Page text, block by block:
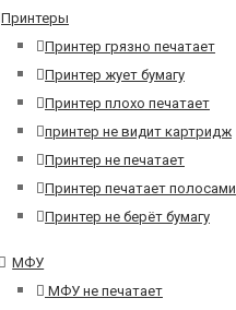
Принтеры
Принтер грязно печатает
Принтер жует бумагу
Принтер плохо печатает
принтер не видит картридж
Принтер не печатает
Принтер печатает полосами
Принтер не берёт бумагу
МФУ
МФУ не печатает